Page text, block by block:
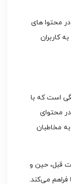
محتوا های
کاربران
است که با
محتوای
مخاطبان
قبل، حین و
فراهم می‌کند.